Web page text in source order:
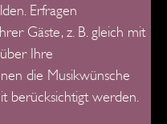
Erfragen
Gäste, z. B. gleich mit
Ihre
die Musikwünsche
berücksichtigt werden.